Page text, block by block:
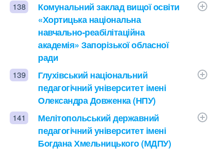
138
Комунальний заклад вищої освіти
«Хортицька національна
навчально-реабілітаційна
академія» Запорізької обласної
ради
139
Глухівський національний
педагогічний університет імені
Олександра Довженка (НПУ)
141
Мелітопольський державний
педагогічний університет імені
Богдана Хмельницького (МДПУ)